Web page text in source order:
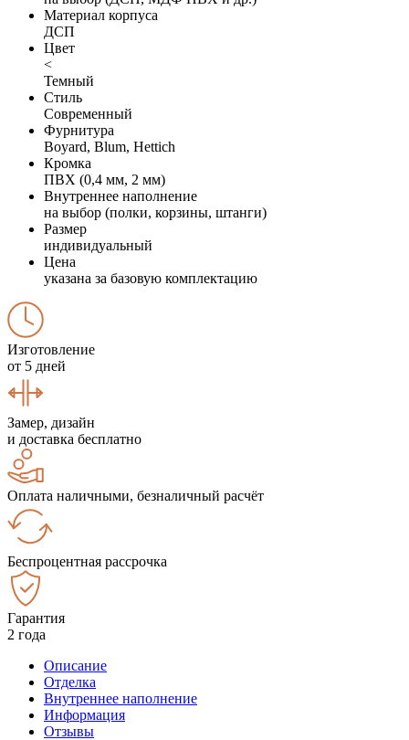
Материал корпуса
ДСП
Цвет
<
Темный
Стиль
Современный
Фурнитура
Boyard, Blum, Hettich
Кромка
ПВХ (0,4 мм, 2 мм)
Внутреннее наполнение
на выбор (полки, корзины, штанги)
Размер
индивидуальный
Цена
указана за базовую комплектацию
Изготовление
от 5 дней
Замер, дизайн
и доставка бесплатно
Оплата наличными, безналичный расчёт
Беспроцентная рассрочка
Гарантия
2 года
Описание
Отделка
Внутреннее наполнение
Информация
Отзывы